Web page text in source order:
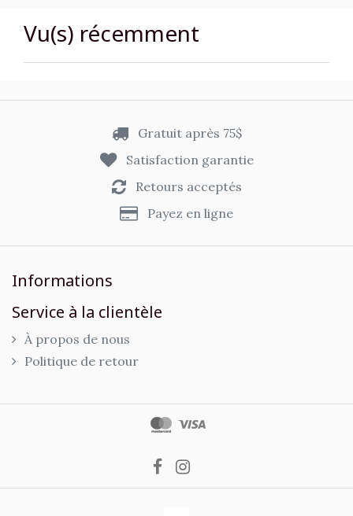
Vu(s) récemment
Gratuit après 75$
Satisfaction garantie
Retours acceptés
Payez en ligne
Informations
Service à la clientèle
À propos de nous
Politique de retour